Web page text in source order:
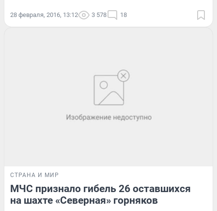
28 февраля, 2016, 13:12 3 578 18
СТРАНА И МИР
МЧС признало гибель 26 оставшихся
на шахте «Северная» горняков